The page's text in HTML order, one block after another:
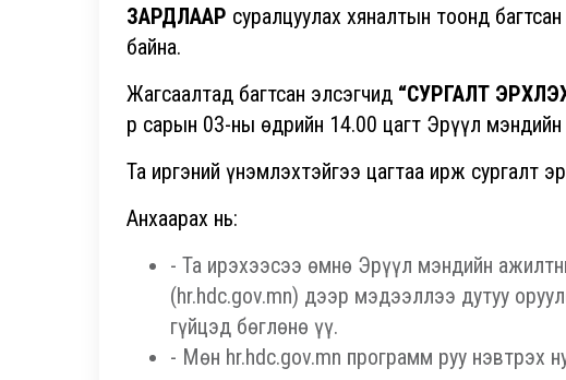
ЗАРДЛААР суралцуулах хяналтын тоонд
байна.
Жагсаалтад багтсан элсэгчид “СУРГАЛТ
р сарын 03-ны өдрийн 14.00 цагт Эрүүл
Та иргэний үнэмлэхтэйгээ цагтаа ирж сургалт
Анхаарах нь:
- Та ирэхээсээ өмнө Эрүүл мэндийн
(hr.hdc.gov.mn) дээр мэдээллээ дутуу
гүйцэд бөглөнө үү.
- Мөн hr.hdc.gov.mn программ руу нэвтрэх